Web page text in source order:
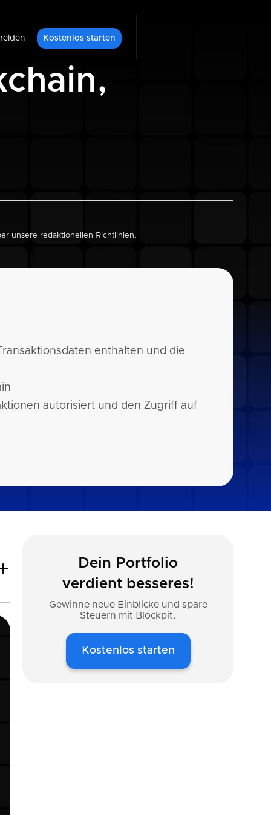
Kostenlos starten
unsere redaktionellen Richtlinien.
enthalten und die
autorisiert und den Zugriff auf
Dein Portfolio
verdient besseres!
Gewinne neue Einblicke und spare
Steuern mit Blockpit.
Kostenlos starten